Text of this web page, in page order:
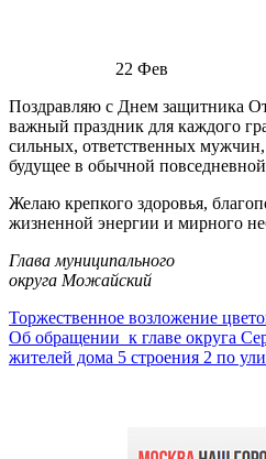
22Фев
Поздравляю с Днем защитника
важный праздник для каждого
сильных, ответственных
будущее в обычной
Желаю крепкого здоровья,
жизненной энергии и мирного
Глава муниципального
округа Можайский
Торжественное возложение
Об обращении к главе округа
жителей дома 5 строения 2 по